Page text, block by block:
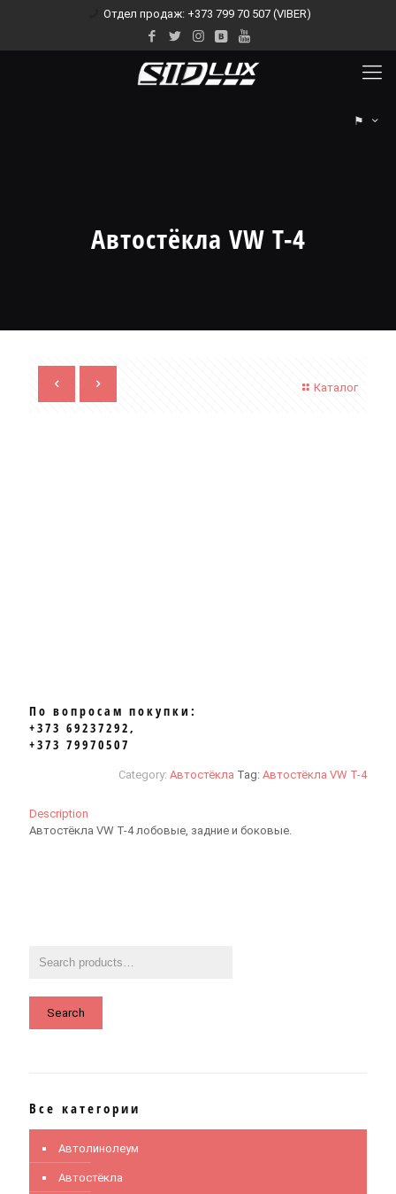
Отдел продаж: +373 799 70 507 (VIBER)
⚑
Автостёкла VW T-4
Каталог
По вопросам покупки:
+373 69237292,
+373 79970507
Category: Автостёкла Tag: Автостёкла VW T-4
Description
Автостёкла VW T-4 лобовые, задние и боковые.
Search
Все категории
Автолинолеум
Автостёкла